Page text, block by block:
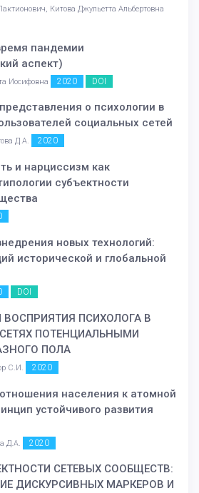
Китова Джульетта Альбертовна
пандемии
аспект)
Иосифовна 2020 DOI
о психологии в
социальных сетей
Д.А. 2020
и нарциссизм как
субъектности
новых технологий:
исторической и глобальной
DOI
ПСИХОЛОГА В
ПОТЕНЦИАЛЬНЫМИ
ПОЛА
С.И. 2020
населения к атомной
устойчивого развития
Д.А. 2020
СЕТЕВЫХ СООБЩЕСТВ:
ДИСКУРСИВНЫХ МАРКЕРОВ И